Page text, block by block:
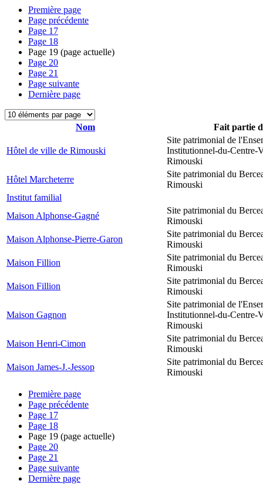
Première page
Page précédente
Page 17
Page 18
Page 19 (page actuelle)
Page 20
Page 21
Page suivante
Dernière page
Nom Fait partie
Hôtel de ville de Rimouski
Site patrimonial de
Institutionnel-du-Centre-
Rimouski
Hôtel Marcheterre
Site patrimonial du
Rimouski
Institut familial
Maison Alphonse-Gagné
Site patrimonial du
Rimouski
Maison Alphonse-Pierre-Garon
Site patrimonial du
Rimouski
Maison Fillion
Site patrimonial du
Rimouski
Maison Fillion
Site patrimonial du
Rimouski
Maison Gagnon
Site patrimonial de
Institutionnel-du-Centre-
Rimouski
Maison Henri-Cimon
Site patrimonial du
Rimouski
Maison James-J.-Jessop
Site patrimonial du
Rimouski
Première page
Page précédente
Page 17
Page 18
Page 19 (page actuelle)
Page 20
Page 21
Page suivante
Dernière page